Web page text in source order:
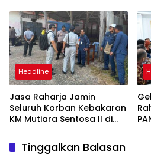
PHC Surabaya
Headline
Jasa Raharja Jamin
Seluruh Korban Kebakaran
KM Mutiara Sentosa II di
Tinggalkan Balasan